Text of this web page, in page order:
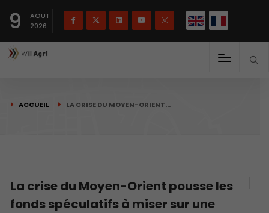
9
AOUT
2026
ACCUEIL LA CRISE DU MOYEN-ORIENT…
La crise du Moyen-Orient pousse les
fonds spéculatifs à miser sur une
Français English(English)